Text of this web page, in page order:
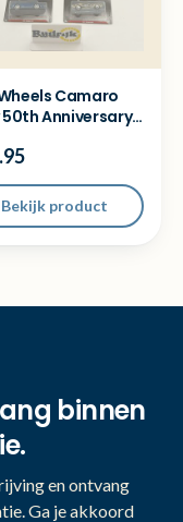
Camaro
Anniversary
Bekijk product
binnen
en ontvang
Ga je akkoord